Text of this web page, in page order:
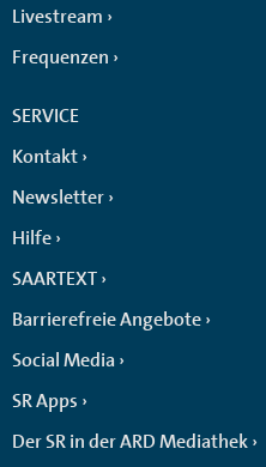
Livestream
Frequenzen
SERVICE
Kontakt
Newsletter
Hilfe
SAARTEXT
Barrierefreie Angebote
Social Media
SR Apps
Der SR in der ARD Mediathek